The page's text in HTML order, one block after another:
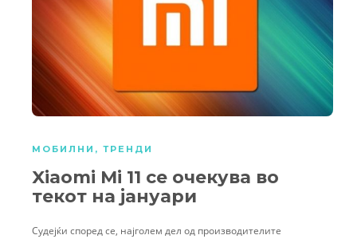
МОБИЛНИ , ТРЕНДИ
Xiaomi Mi 11 се очекува во
текот на јануари
Судејќи според се, најголем дел од производителите